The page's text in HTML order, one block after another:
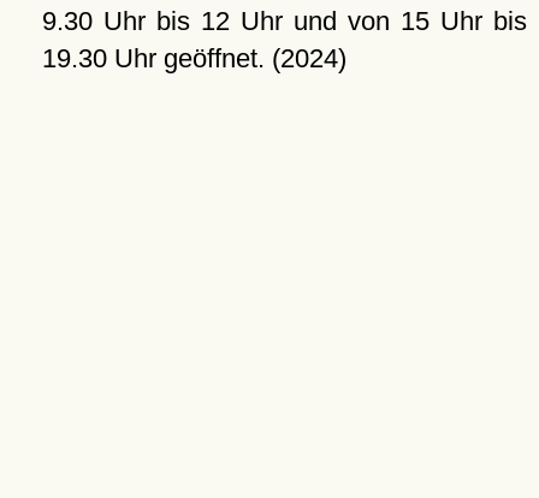
9.30 Uhr bis 12 Uhr und von 15 Uhr bis
19.30 Uhr geöffnet. (2024)